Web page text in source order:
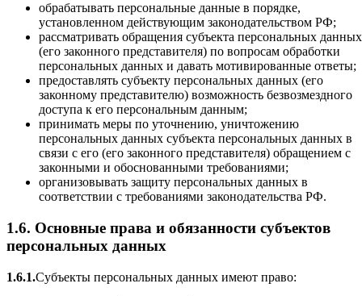
обрабатывать персональные данные в порядке,
установленном действующим законодательством РФ;
рассматривать обращения субъекта персональных данных
(его законного представителя) по вопросам обработки
персональных данных и давать мотивированные ответы;
предоставлять субъекту персональных данных (его
законному представителю) возможность безвозмездного
доступа к его персональным данным;
принимать меры по уточнению, уничтожению
персональных данных субъекта персональных данных в
связи с его (его законного представителя) обращением с
законными и обоснованными требованиями;
организовывать защиту персональных данных в
соответствии с требованиями законодательства РФ.
1.6. Основные права и обязанности субъектов
персональных данных
1.6.1.Субъекты персональных данных имеют право: